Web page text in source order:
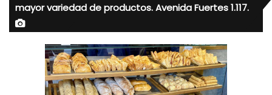
mayor variedad de productos. Avenida Fuertes 1.117.